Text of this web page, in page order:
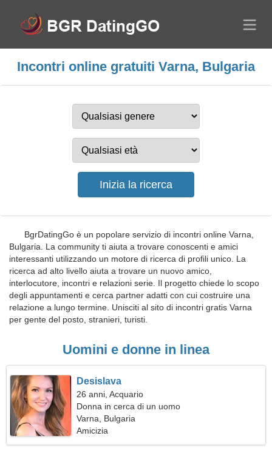
Incontri online gratuiti Varna, Bulgaria
BgrDatingGo è un popolare servizio di incontri online Varna,
Bulgaria. La community ti aiuta a trovare conoscenti e amici
interessanti utilizzando un motore di ricerca di profili unico. La
ricerca ad alto livello aiuta a trovare un nuovo amico,
interlocutore, incontri e relazioni serie. Il progetto chiede lo scopo
degli appuntamenti e cerca partner adatti con cui costruire una
relazione a lungo termine. Unisciti al sito di incontri gratis Varna
per gente del posto, stranieri, turisti.
Uomini e donne in linea
Desislava
26 anni, Acquario
Donna in cerca di un uomo
Varna, Bulgaria
Amicizia